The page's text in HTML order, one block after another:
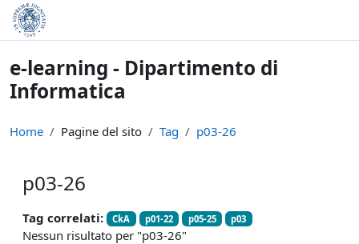
Vai al contenuto principale
e-learning - Dipartimento di
Informatica
Home Pagine del sito Tag p03-26
p03-26
Tag correlati: CkA p01-22 p05-25 p03
Nessun risultato per "p03-26"